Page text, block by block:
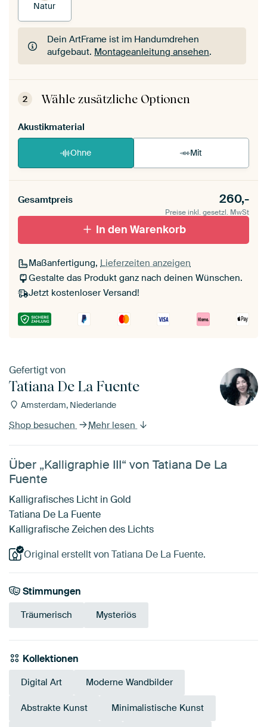
Natur
Dein ArtFrame ist im Handumdrehen
aufgebaut. Montageanleitung ansehen.
Dein ArtFrame ist im Handumdrehen
aufgebaut.Montageanleitung ansehen
2 Wähle zusätzliche Optionen
Akustikmaterial
Ohne Mit
Gesamtpreis 260,-
Preise inkl. gesetzl. MwSt
In den Warenkorb
Maßanfertigung, Lieferzeiten anzeigen
Gestalte das Produkt ganz nach deinen Wünschen.
Jetzt kostenloser Versand!
Gefertigt von
Tatiana De La Fuente
Amsterdam, Niederlande
Shop besuchen Mehr lesen
Über „Kalligraphie III“ von Tatiana De La
Fuente
Kalligrafisches Licht in Gold
Tatiana De La Fuente
Kalligrafische Zeichen des Lichts
Original erstellt von Tatiana De La Fuente.
Stimmungen
Träumerisch Mysteriös
Kollektionen
Digital Art Moderne Wandbilder
Abstrakte Kunst Minimalistische Kunst